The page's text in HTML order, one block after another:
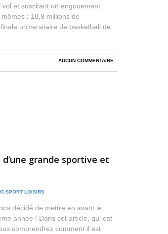
et suscitant un engouement
: 18,9 millions de
universitaire de basketball de
AUCUN COMMENTAIRE
grande sportive et
SPORT LOISIRS
décidé de mettre en avant le
année ! Dans cet article, qui est
comprendrez comment il est